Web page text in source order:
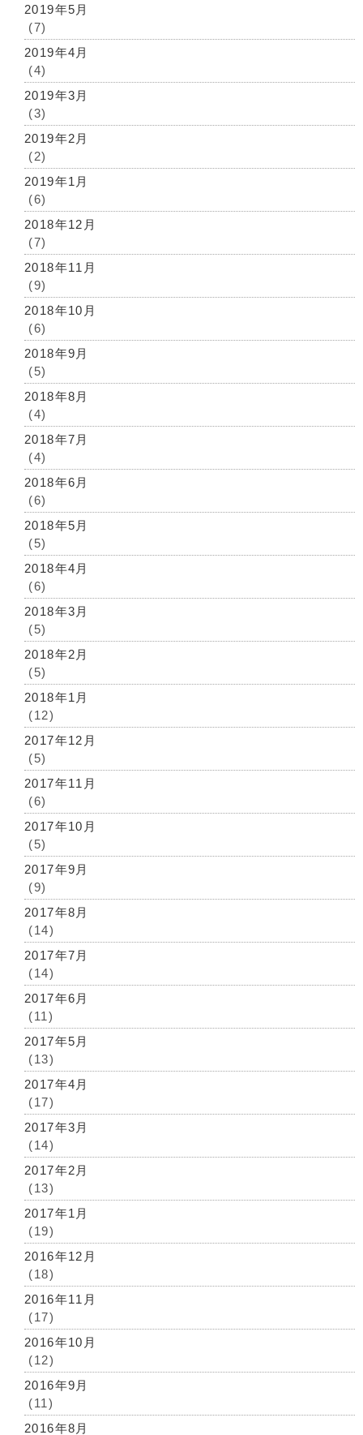
2019年5月
(7)
2019年4月
(4)
2019年3月
(3)
2019年2月
(2)
2019年1月
(6)
2018年12月
(7)
2018年11月
(9)
2018年10月
(6)
2018年9月
(5)
2018年8月
(4)
2018年7月
(4)
2018年6月
(6)
2018年5月
(5)
2018年4月
(6)
2018年3月
(5)
2018年2月
(5)
2018年1月
(12)
2017年12月
(5)
2017年11月
(6)
2017年10月
(5)
2017年9月
(9)
2017年8月
(14)
2017年7月
(14)
2017年6月
(11)
2017年5月
(13)
2017年4月
(17)
2017年3月
(14)
2017年2月
(13)
2017年1月
(19)
2016年12月
(18)
2016年11月
(17)
2016年10月
(12)
2016年9月
(11)
2016年8月